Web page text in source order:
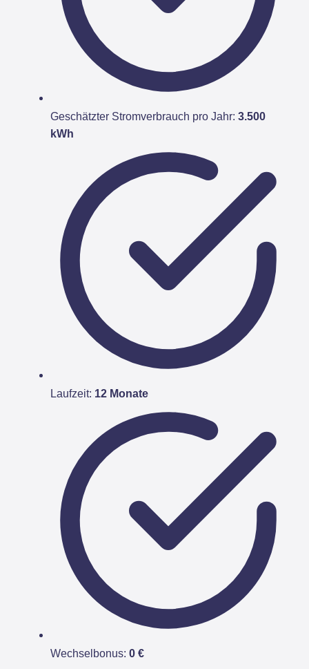
Geschätzter Stromverbrauch pro Jahr: 3.500
kWh
Laufzeit: 12 Monate
Wechselbonus: 0 €